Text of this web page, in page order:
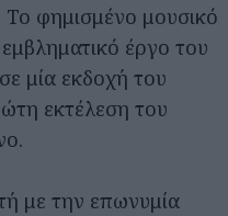
φημισμένο μουσικό
έργο του
μία εκδοχή του
εκτέλεση του
με την επωνυμία